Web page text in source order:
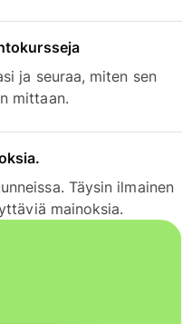
ja seuraa, miten sen
mittaan.
Täysin ilmainen
mainoksia.